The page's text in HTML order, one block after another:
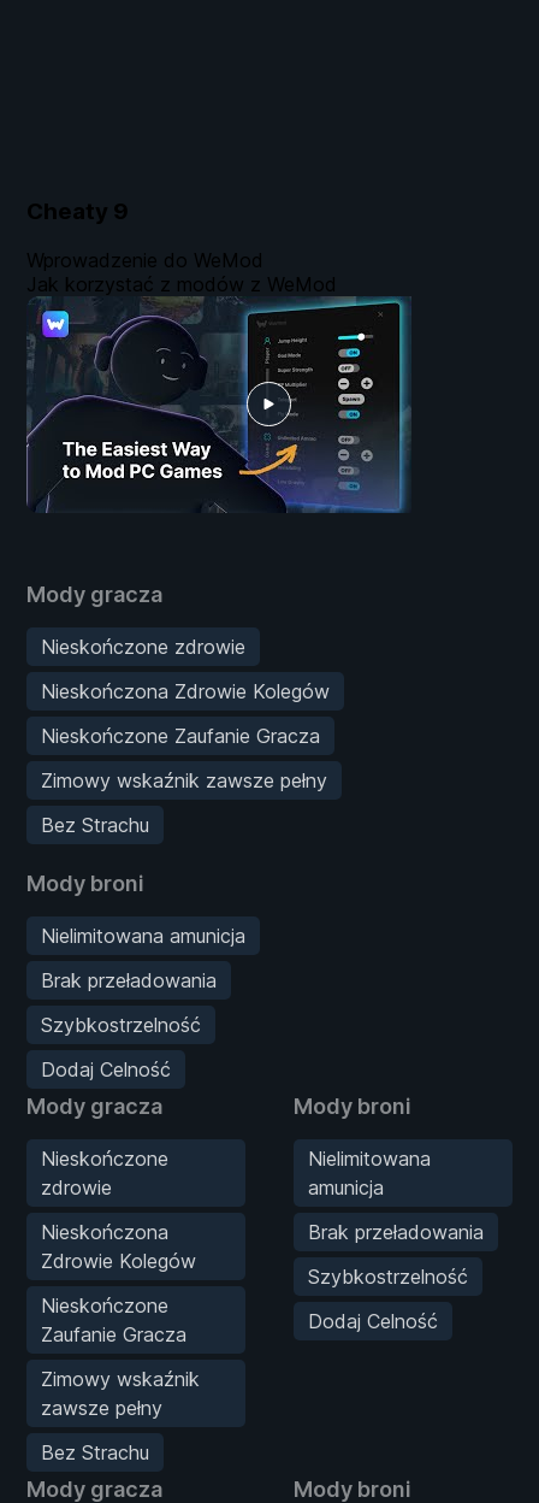
Cheaty 9
Mody gracza
Nieskończone zdrowie
Nieskończona Zdrowie Kolegów
Nieskończone Zaufanie Gracza
Zimowy wskaźnik zawsze pełny
Bez Strachu
Mody broni
Nielimitowana amunicja
Brak przeładowania
Szybkostrzelność
Dodaj Celność
Mody gracza
Nieskończone
zdrowie
Nieskończona
Zdrowie Kolegów
Nieskończone
Zaufanie Gracza
Zimowy wskaźnik
zawsze pełny
Bez Strachu
Mody broni
Nielimitowana
amunicja
Brak przeładowania
Szybkostrzelność
Dodaj Celność
Mody gracza Mody broni
Wprowadzenie do WeMod
Jak korzystać z modów z WeMod